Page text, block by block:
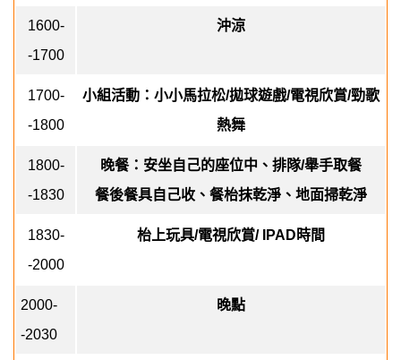
1600-
-1700
沖涼
1700-
-1800
小組活動：小小馬拉松/拋球遊戲/電視欣賞/勁歌
熱舞
1800-
-1830
晚餐：安坐自己的座位中、排隊/舉手取餐
餐後餐具自己收、餐枱抹乾淨、地面掃乾淨
1830-
-2000
枱上玩具/電視欣賞/ IPAD 時間
2000-
-2030
晚點